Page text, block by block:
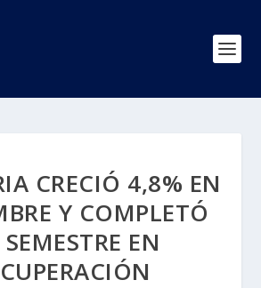
CRECIÓ 4,8% EN
Y COMPLETÓ
EN